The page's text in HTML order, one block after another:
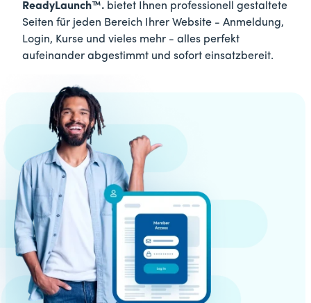
ReadyLaunch™. bietet Ihnen professionell gestaltete
Seiten für jeden Bereich Ihrer Website - Anmeldung,
Login, Kurse und vieles mehr - alles perfekt
aufeinander abgestimmt und sofort einsatzbereit.